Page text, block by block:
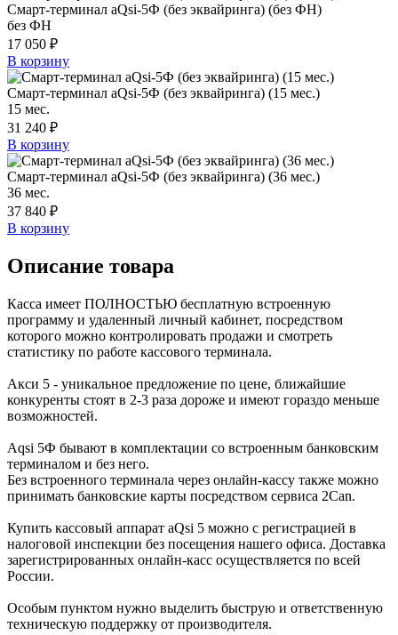
Смарт-терминал aQsi-5Ф (без эквайринга) (без ФН)
без ФН
17 050 ₽
В корзину
Смарт-терминал aQsi-5Ф (без эквайринга) (15 мес.)
15 мес.
31 240 ₽
В корзину
Смарт-терминал aQsi-5Ф (без эквайринга) (36 мес.)
36 мес.
37 840 ₽
В корзину
Описание товара
Касса имеет ПОЛНОСТЬЮ бесплатную встроенную
программу и удаленный личный кабинет, посредством
которого можно контролировать продажи и смотреть
статистику по работе кассового терминала.
Акси 5 - уникальное предложение по цене, ближайшие
конкуренты стоят в 2-3 раза дороже и имеют гораздо меньше
возможностей.
Aqsi 5Ф бывают в комплектации со встроенным банковским
терминалом и без него.
Без встроенного терминала через онлайн-каccу также можно
принимать банковские карты посредством сервиса 2Can.
Купить кассовый аппарат aQsi 5 можно с регистрацией в
налоговой инспекции без посещения нашего офиса. Доставка
зарегистрированных онлайн-касс осуществляется по всей
России.
Особым пунктом нужно выделить быструю и ответственную
техническую поддержку от производителя.